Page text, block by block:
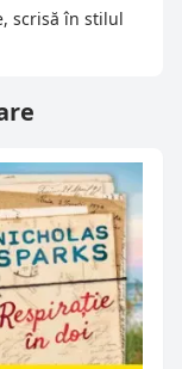
scrisă în stilul